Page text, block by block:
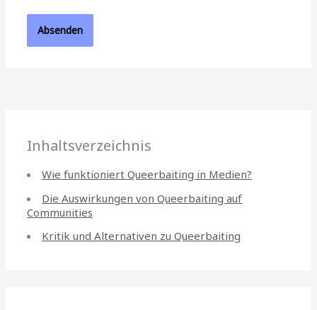
Inhaltsverzeichnis
Wie funktioniert Queerbaiting in Medien?
Die Auswirkungen von Queerbaiting auf
Communities
Kritik und Alternativen zu Queerbaiting